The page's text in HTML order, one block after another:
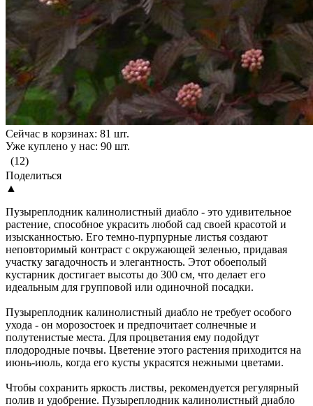
Сейчас в корзинах: 81 шт.
Уже куплено у нас: 90 шт.
(12)
Поделиться
▲
Пузыреплодник калинолистный диабло - это удивительное
растение, способное украсить любой сад своей красотой и
изысканностью. Его темно-пурпурные листья создают
неповторимый контраст с окружающей зеленью, придавая
участку загадочность и элегантность. Этот обоеполый
кустарник достигает высоты до 300 см, что делает его
идеальным для групповой или одиночной посадки.
Пузыреплодник калинолистный диабло не требует особого
ухода - он морозостоек и предпочитает солнечные и
полутенистые места. Для процветания ему подойдут
плодородные почвы. Цветение этого растения приходится на
июнь-июль, когда его кусты украсятся нежными цветами.
Чтобы сохранить яркость листвы, рекомендуется регулярный
полив и удобрение. Пузыреплодник калинолистный диабло